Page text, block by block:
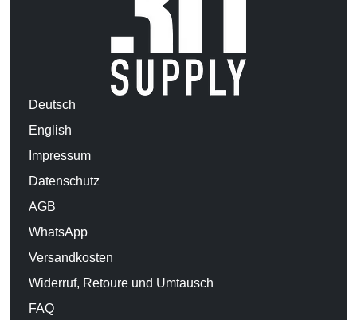
Deutsch
English
Impressum
Datenschutz
AGB
WhatsApp
Versandkosten
Widerruf, Retoure und Umtausch
FAQ